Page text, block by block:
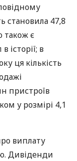
становила 47,8
також є
історії; в
ця кількість
пристроїв
у розмірі 4,1
виплату
Дивіденди